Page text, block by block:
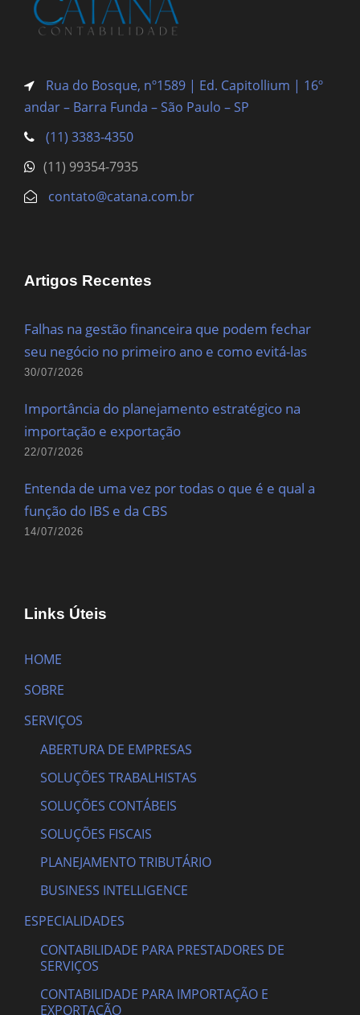
Rua do Bosque, nº1589 | Ed. Capitollium | 16º
andar – Barra Funda – São Paulo – SP
(11) 3383-4350
(11) 99354-7935
contato@catana.com.br
Artigos Recentes
Falhas na gestão financeira que podem fechar
seu negócio no primeiro ano e como evitá-las
30/07/2026
Importância do planejamento estratégico na
importação e exportação
22/07/2026
Entenda de uma vez por todas o que é e qual a
função do IBS e da CBS
14/07/2026
Links Úteis
HOME
SOBRE
SERVIÇOS
ABERTURA DE EMPRESAS
SOLUÇÕES TRABALHISTAS
SOLUÇÕES CONTÁBEIS
SOLUÇÕES FISCAIS
PLANEJAMENTO TRIBUTÁRIO
BUSINESS INTELLIGENCE
ESPECIALIDADES
CONTABILIDADE PARA PRESTADORES DE
SERVIÇOS
CONTABILIDADE PARA IMPORTAÇÃO E
EXPORTAÇÃO